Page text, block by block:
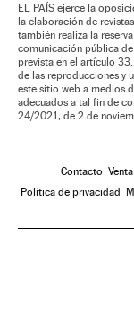
EL PAÍS ejerce la
la elaboración de
también realiza la
comunicación pública
prevista en el artículo
de las reproducciones y
este sitio web a medios
adecuados a tal fin de
24/2021, de 2 de
Contacto
Política de privacidad